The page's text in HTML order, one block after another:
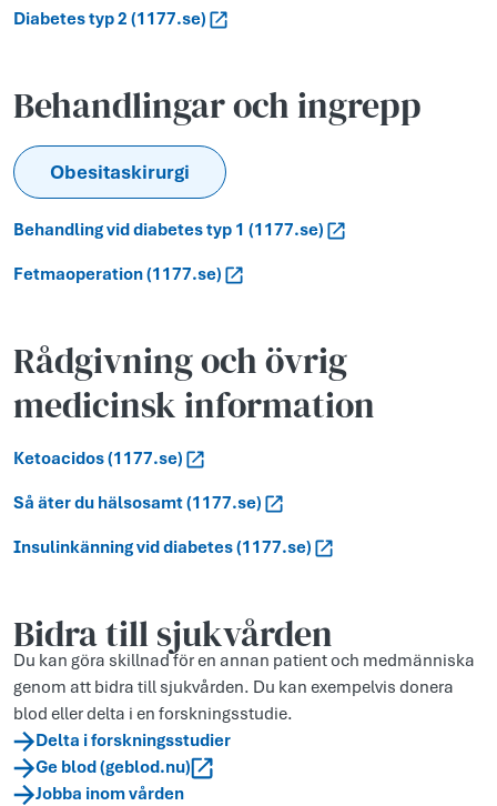
Diabetes typ 2 (1177.se)
Behandlingar och ingrepp
Obesitaskirurgi
Behandling vid diabetes typ 1 (1177.se)
Fetmaoperation (1177.se)
Rådgivning och övrig
medicinsk information
Ketoacidos (1177.se)
Så äter du hälsosamt (1177.se)
Insulinkänning vid diabetes (1177.se)
Bidra till sjukvården
Du kan göra skillnad för en annan patient och medmänniska
genom att bidra till sjukvården. Du kan exempelvis donera
blod eller delta i en forskningsstudie.
Delta i forskningsstudier
Ge blod (geblod.nu)
Jobba inom vården